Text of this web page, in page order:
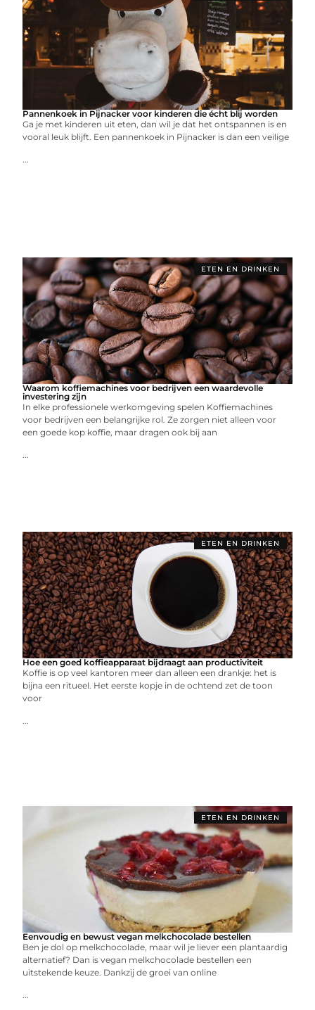
Pannenkoek in Pijnacker voor kinderen die écht blij worden
Ga je met kinderen uit eten, dan wil je dat het ontspannen is en
vooral leuk blijft. Een pannenkoek in Pijnacker is dan een veilige
...
ETEN EN DRINKEN
Waarom koffiemachines voor bedrijven een waardevolle
investering zijn
In elke professionele werkomgeving spelen Koffiemachines
voor bedrijven een belangrijke rol. Ze zorgen niet alleen voor
een goede kop koffie, maar dragen ook bij aan
...
ETEN EN DRINKEN
Hoe een goed koffieapparaat bijdraagt aan productiviteit
Koffie is op veel kantoren meer dan alleen een drankje: het is
bijna een ritueel. Het eerste kopje in de ochtend zet de toon
voor
...
ETEN EN DRINKEN
Eenvoudig en bewust vegan melkchocolade bestellen
Ben je dol op melkchocolade, maar wil je liever een plantaardig
alternatief? Dan is vegan melkchocolade bestellen een
uitstekende keuze. Dankzij de groei van online
...